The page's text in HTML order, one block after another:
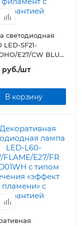
светодиодная
LED-SF21-
E27/CW BLUE
синяя колба,
филамент
руб./шт
В корзину